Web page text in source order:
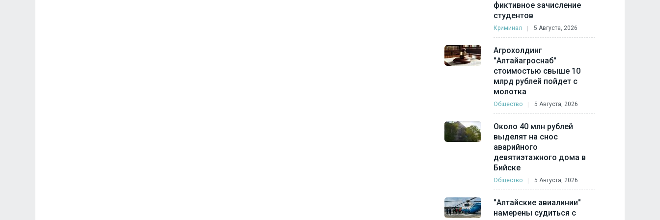
фиктивное зачисление
студентов
Криминал 5 Августа, 2026
Агрохолдинг
"Алтайагроснаб"
стоимостью свыше 10
млрд рублей пойдет с
молотка
Общество 5 Августа, 2026
Около 40 млн рублей
выделят на снос
аварийного
девятиэтажного дома в
Бийске
Общество 5 Августа, 2026
"Алтайские авиалинии"
намерены судиться с